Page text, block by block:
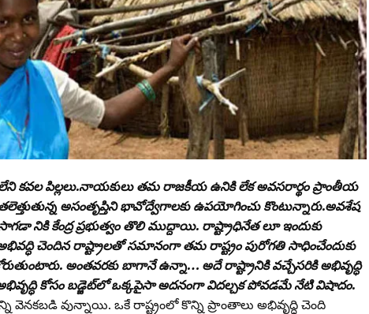
పిల్లలు.నాయకులు తమ రాజకీయ ఉనికి లేక అవసరార్థం ప్రాంతీయ
అసంతృప్తిని భావోద్వేగాలకు ఉపయోగించు కొంటున్నారు.అవశేష
నికి కేంద్ర ప్రభుత్వం తొలి ముద్దాయి. రాష్ట్రాధినేత లూ ఇందుకు
చెందిన రాష్ట్రాలతో సమానంగా తమ రాష్ట్రం పురోగతి సాధించేందుకు
అంతవరకు బాగానే ఉన్నా… అదే రాష్ట్రానికి వచ్చేసరికి అభివృద్ధి
కోసం బడ్జెట్‌లో ఒక్కపైసా అదనంగా విదల్చక పోవడమే నేటి విషాదం.
వెనకబడి వున్నాయి. ఒకే రాష్ట్రంలో కొన్ని ప్రాంతాలు అభివృద్ధి చెంది